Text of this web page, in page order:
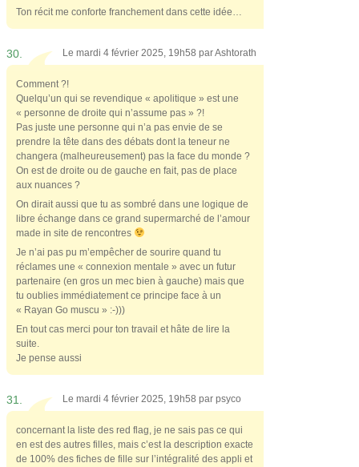
Ton récit me conforte franchement dans cette idée…
30. Le mardi 4 février 2025, 19h58 parAshtorath
Comment ?!
Quelqu’un qui se revendique « apolitique » est une
« personne de droite qui n’assume pas » ?!
Pas juste une personne qui n’a pas envie de se
prendre la tête dans des débats dont la teneur ne
changera (malheureusement) pas la face du monde ?
On est de droite ou de gauche en fait, pas de place
aux nuances ?
On dirait aussi que tu as sombré dans une logique de
libre échange dans ce grand supermarché de l’amour
made in site de rencontres
Je n’ai pas pu m’empêcher de sourire quand tu
réclames une « connexion mentale » avec un futur
partenaire (en gros un mec bien à gauche) mais que
tu oublies immédiatement ce principe face à un
« Rayan Go muscu » :-)))
En tout cas merci pour ton travail et hâte de lire la
suite.
Je pense aussi
31. Le mardi 4 février 2025, 19h58 par psyco
concernant la liste des red flag, je ne sais pas ce qui
en est des autres filles, mais c’est la description exacte
de 100% des fiches de fille sur l’intégralité des appli et